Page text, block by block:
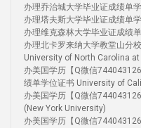
办理乔治城大学毕业证成绩单
办理塔夫斯大学毕业证成绩单
办理维克森林大学毕业证成绩
办理北卡罗来纳大学教堂山分
University of North Carolina at
办美国学历【Q微信
绩单学位证书 University of
办美国学历【Q微信
(New York University)
办美国学历【Q微信